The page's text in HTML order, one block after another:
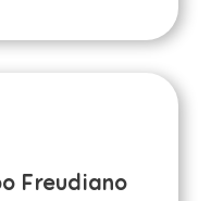
Freudiano